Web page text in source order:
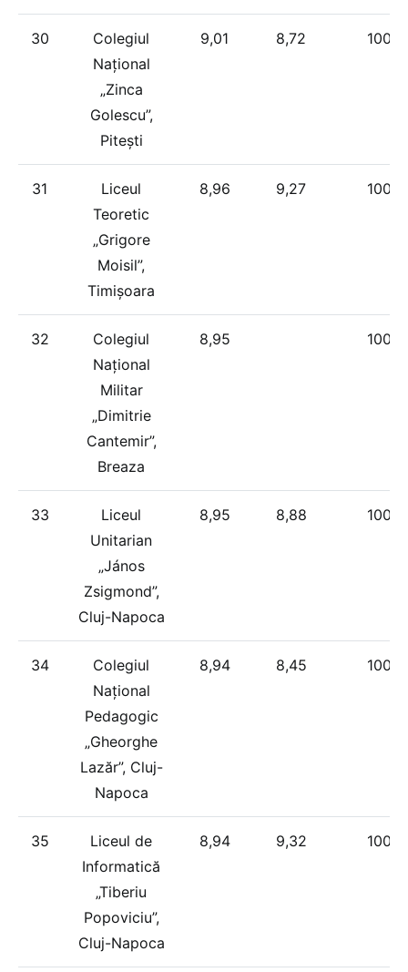
30
Colegiul
Național
„Zinca
Golescu”,
Pitești
9,01 8,72 100%
31
Liceul
Teoretic
„Grigore
Moisil”,
Timișoara
8,96 9,27 100%
32
Colegiul
Național
Militar
„Dimitrie
Cantemir”,
Breaza
8,95 100%
33
Liceul
Unitarian
„János
Zsigmond”,
Cluj-Napoca
8,95 8,88 100%
34
Colegiul
Național
Pedagogic
„Gheorghe
Lazăr”, Cluj-
Napoca
8,94 8,45 100%
35
Liceul de
Informatică
„Tiberiu
Popoviciu”,
Cluj-Napoca
8,94 9,32 100%